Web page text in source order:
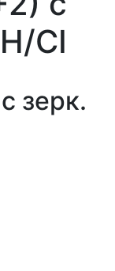
CI
зерк.